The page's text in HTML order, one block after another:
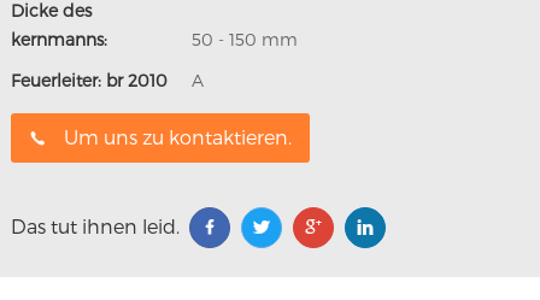
Dicke des
kernmanns:
50 - 150 mm
Feuerleiter: br 2010
A
Um uns zu kontaktieren.
Das tut ihnen leid.